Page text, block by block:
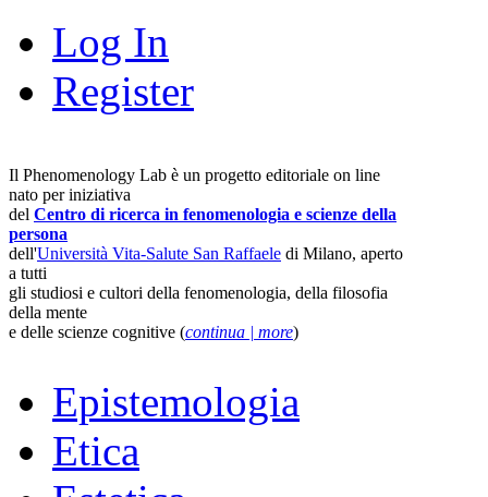
Log In
Register
Il Phenomenology Lab è un progetto editoriale on line
nato per iniziativa
del Centro di ricerca in fenomenologia e scienze della
persona
dell'Università Vita-Salute San Raffaele di Milano, aperto
a tutti
gli studiosi e cultori della fenomenologia, della filosofia
della mente
e delle scienze cognitive (continua | more)
Epistemologia
Etica